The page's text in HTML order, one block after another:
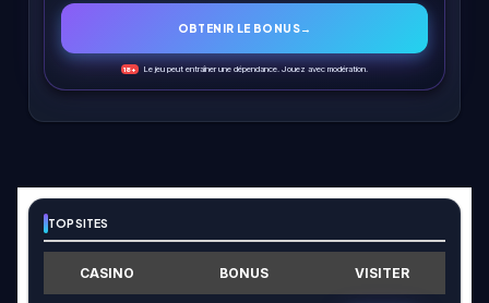
OBTENIR LE BONUS→
18+ Le jeu peut entraîner une dépendance. Jouez avec modération.
TOP SITES
CASINO BONUS VISITER